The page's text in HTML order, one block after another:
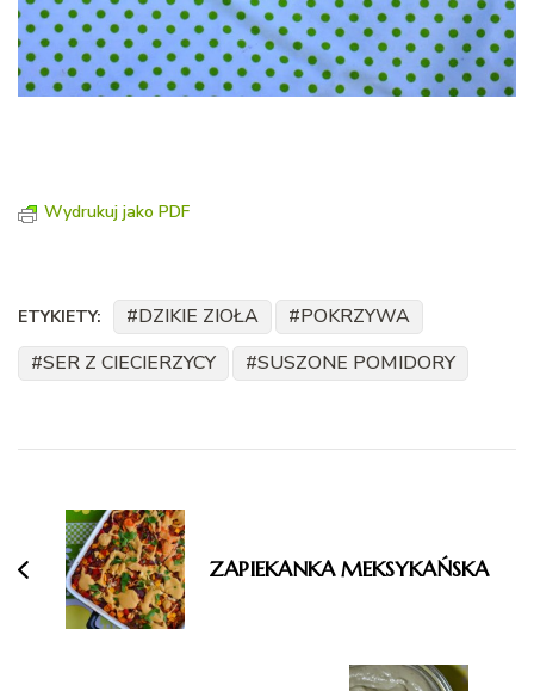
Wydrukuj jako PDF
ETYKIETY: DZIKIE ZIOŁA
POKRZYWA
SER Z CIECIERZYCY
SUSZONE POMIDORY
wpisu
ZAPIEKANKA MEKSYKAŃSKA